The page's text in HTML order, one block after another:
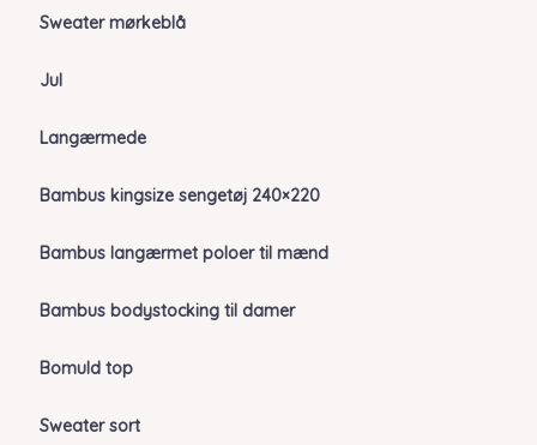
Sweater mørkeblå
Jul
Langærmede
Bambus kingsize sengetøj 240×220
Bambus langærmet poloer til mænd
Bambus bodystocking til damer
Bomuld top
Sweater sort